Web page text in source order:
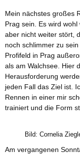
Mein nächstes großes
Prag sein. Es wird
aber nicht weiter stört,
noch schlimmer zu
Profifeld in Prag
als am Walchsee. Hier
Herausforderung
jeden Fall das Ziel ist.
Rennen in einer mir
trainiert und die Form
Bild: Cornelia
Am vergangenen